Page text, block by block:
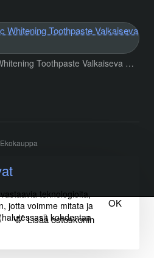
teknologioita,
jotta voimme mitata ja
kohdentaa
OK
Lisää ostoskoriin
Ecodenta Black Volcanic Whitening Toothpaste Valkaiseva Hammastahna 100ml